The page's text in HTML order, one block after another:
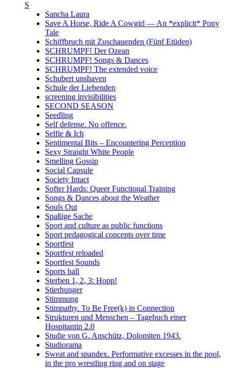
S
Sancha Laura
Save A Horse, Ride A Cowgirl — An *explicit* Pony
Tale
Schiffbruch mit Zuschauenden (Fünf Etüden)
SCHRUMPF! Der Ozean
SCHRUMPF! Songs & Dances
SCHRUMPF! The extended voice
Schubert unshaven
Schule der Liebenden
screening invisibilities
SECOND SEASON
Seedling
Self defense. No offence.
Selfie & Ich
Sentimental Bits – Encountering Perception
Sexy Straight White People
Smelling Gossip
Social Capsule
Society Intact
Softer Hards: Queer Functional Training
Songs & Dances about the Weather
Souls Out
Spaßige Sache
Sport and culture as public functions
Sport pedagogical concepts over time
Sportfest
Sportfest reloaded
Sportfest Sounds
Sports hall
Sterben 1, 2, 3: Hopp!
Stierhunger
Stimmung
Stimpathy. To Be Free(k) in Connection
Strukturen und Menschen – Tagebuch einer
Hospitantin 2.0
Studie von G. Anschütz, Dolomiten 1943.
Studiorama
Sweat and spandex. Performative excesses in the pool,
in the pro wrestling ring and on stage